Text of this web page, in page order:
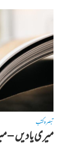
تبصرہ کتب
میری یادیں –